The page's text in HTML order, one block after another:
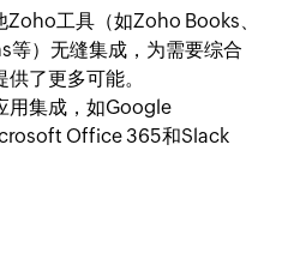
工具（如Zoho Books、
）无缝集成，为需要综合
了更多可能。
用集成，如Google
Office 365和Slack